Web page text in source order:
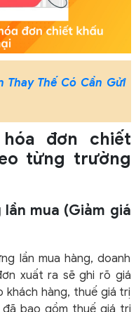
Thay Thế Có Cần Gửi
đơn chiết
từng trường
mua (Giảm giá
lần mua hàng, doanh
xuất ra sẽ ghi rõ giá
khách hàng, thuế giá trị